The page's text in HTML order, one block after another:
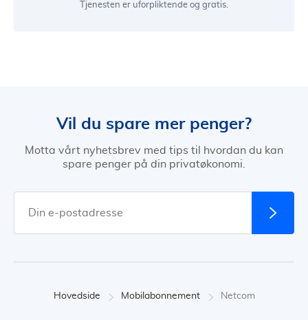
Tjenesten er uforpliktende og gratis.
Vil du spare mer penger?
Motta vårt nyhetsbrev med tips til hvordan du kan
spare penger på din privatøkonomi.
Hovedside Mobilabonnement Netcom